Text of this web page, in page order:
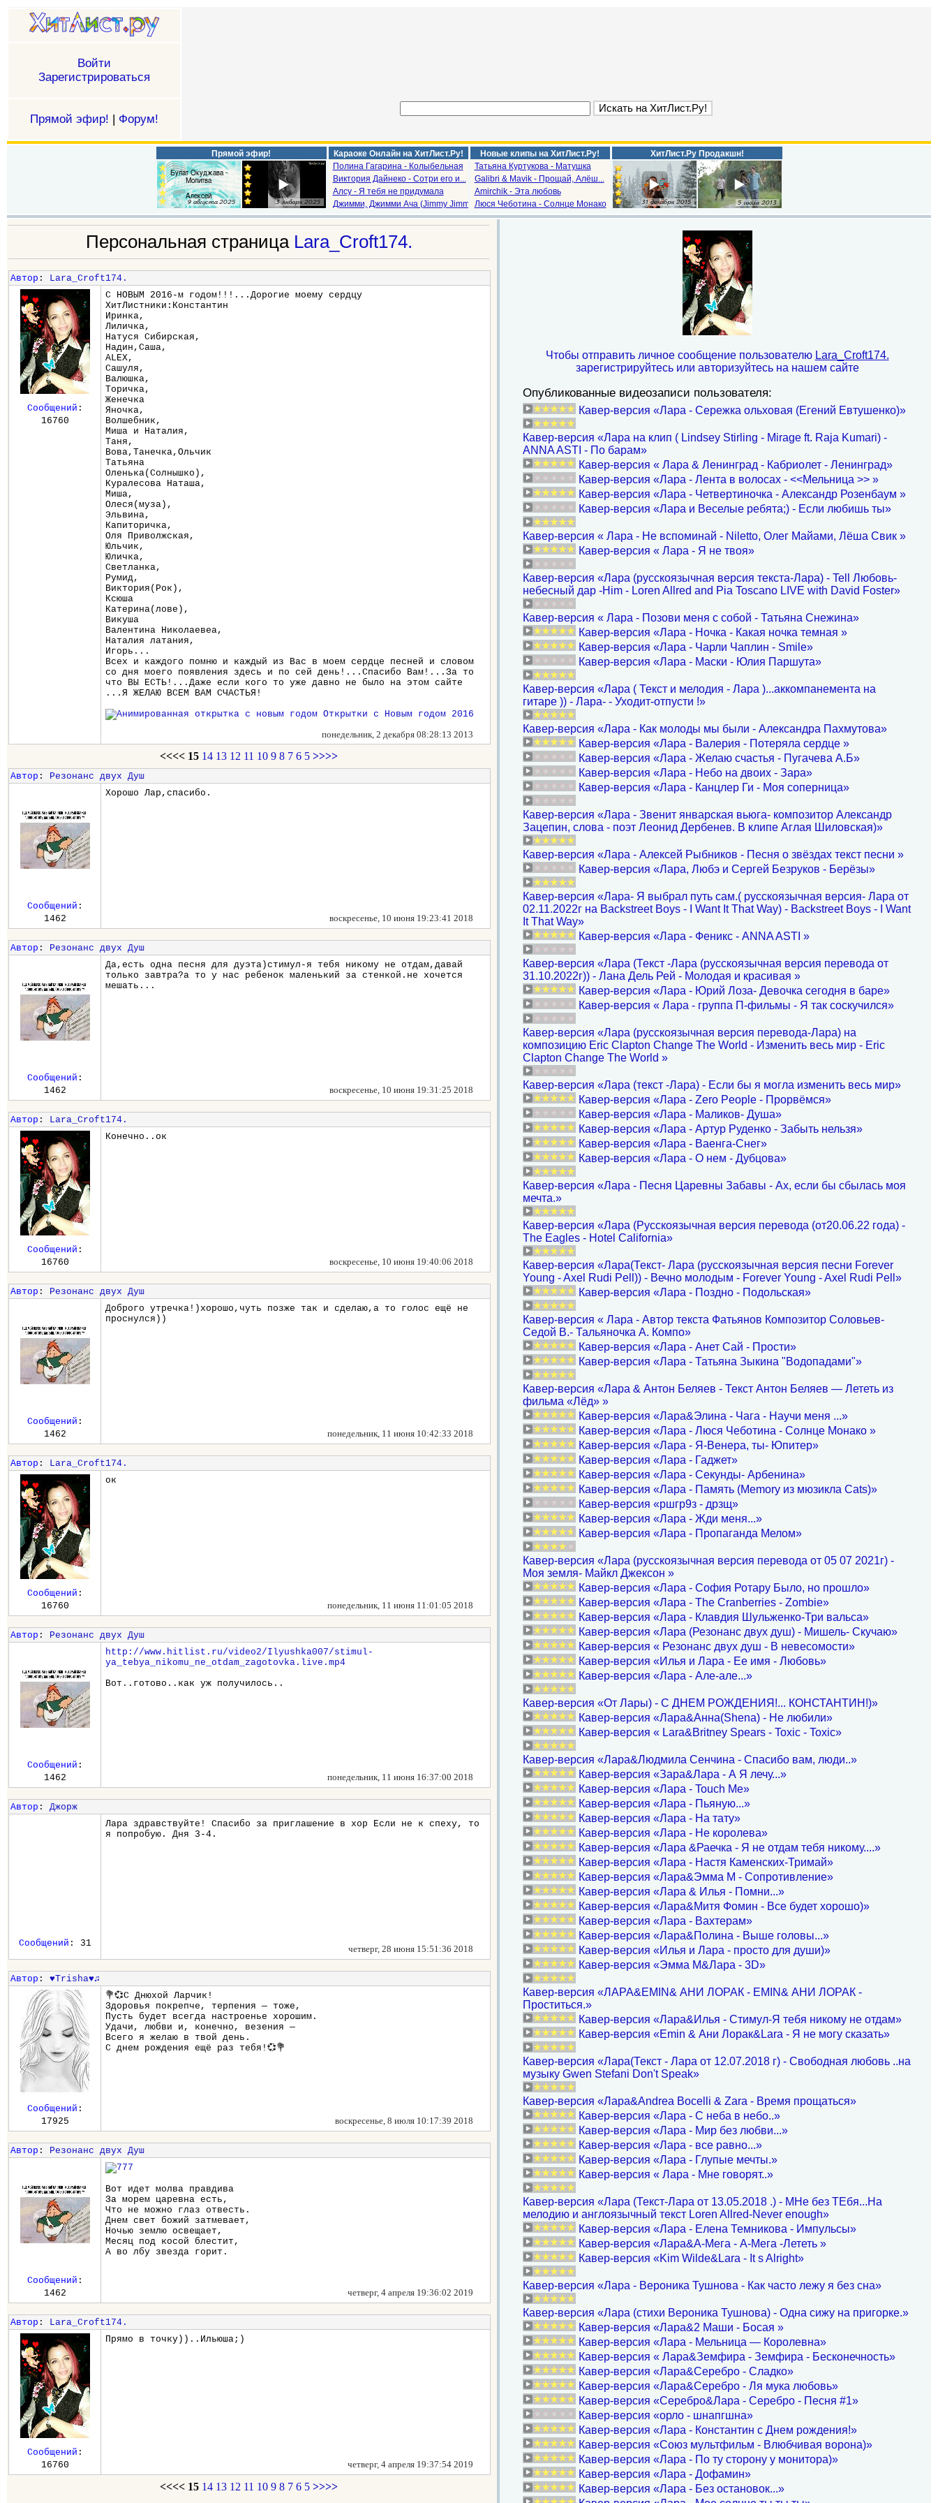
Войти
Зарегистрироваться
Прямой эфир! | Форум!
Прямой эфир!
Караоке Онлайн на ХитЛист.Ру!
Полина Гагарина - Колыбельная
Виктория Дайнеко - Сотри его и...
Алсу - Я тебя не придумала
Джимми, Джимми Ача (Jimmy Jimm...
Новые клипы на ХитЛист.Ру!
Татьяна Куртукова - Матушка
Galibri & Mavik - Прощай, Алёш...
Amirchik - Эта любовь
Люся Чеботина - Солнце Монако
ХитЛист.Ру Продакшн!
Персональная страница Lara_Croft174.
Автор : Lara_Croft174.
С НОВЫМ 2016-м годом!!!...Дорогие моему сердцу
ХитЛистники:Константин
Иринка,
Лиличка,
Натуся Сибирская,
Надин,Саша,
ALEХ,
Сашуля,
Валюшка,
Торичка,
Женечка
Яночка,
Волшебник,
Миша и Наталия,
Таня,
Вова,Танечка,Ольчик
Татьяна
Оленька(Солнышко),
Куралесова Наташа,
Миша,
Олеся(муза),
Эльвина,
Капиторичка,
Оля Приволжская,
Юльчик,
Юличка,
Светланка,
Румид,
Виктория(Рок),
Ксюша
Катерина(лове),
Викуша
Валентина Николаевеа,
Наталия латания,
Игорь...
Всех и каждого помню и каждый из Вас в моем сердце песней и словом
со дня моего появления здесь и по сей день!...Спасибо Вам!...За то
что ВЫ ЕСТЬ!...Даже если кого то уже давно не было на этом сайте
...Я ЖЕЛАЮ ВСЕМ ВАМ СЧАСТЬЯ!
понедельник, 2 декабря 08:28:13 2013
Сообщений :
16760
<<<< 15 14 13 12 11 10 9 8 7 6 5 >>>>
Автор : Резонанс двух Душ
Хорошо Лар,спасибо.
воскресенье, 10 июня 19:23:41 2018
Сообщений :
1462
Автор : Резонанс двух Душ
Да,есть одна песня для дуэта)стимул-я тебя никому не отдам,давай
только завтра?а то у нас ребенок маленький за стенкой.не хочется
мешать...
воскресенье, 10 июня 19:31:25 2018
Сообщений :
1462
Автор : Lara_Croft174.
Конечно..ок
воскресенье, 10 июня 19:40:06 2018
Сообщений :
16760
Автор : Резонанс двух Душ
Доброго утречка!)хорошо,чуть позже так и сделаю,а то голос ещё не
проснулся))
понедельник, 11 июня 10:42:33 2018
Сообщений :
1462
Автор : Lara_Croft174.
ок
понедельник, 11 июня 11:01:05 2018
Сообщений :
16760
Автор : Резонанс двух Душ
http://www.hitlist.ru/video2/Ilyushka007/stimul-
ya_tebya_nikomu_ne_otdam_zagotovka.live.mp4
Вот..готово..как уж получилось..
понедельник, 11 июня 16:37:00 2018
Сообщений :
1462
Автор :Джорж
Лара здравствуйте! Спасибо за приглашение в хор Если не к спеху, то
я попробую. Дня 3-4.
четверг, 28 июня 15:51:36 2018
Сообщений : 31
Автор :♥Trisha♥♫
💐💞С Днюхой Ларчик!
Здоровья покрепче, терпения — тоже,
Пусть будет всегда настроенье хорошим.
Удачи, любви и, конечно, везения —
Всего я желаю в твой день.
С днем рождения ещё раз тебя!💞💐
воскресенье, 8 июля 10:17:39 2018
Сообщений :
17925
Автор : Резонанс двух Душ
Вот идет молва правдива
За морем царевна есть,
Что не можно глаз отвесть.
Днем свет божий затмевает,
Ночью землю освещает,
Месяц под косой блестит,
А во лбу звезда горит.
четверг, 4 апреля 19:36:02 2019
Сообщений :
1462
Автор : Lara_Croft174.
Прямо в точку))..Ильюша;)
четверг, 4 апреля 19:37:54 2019
Сообщений :
16760
<<<< 15 14 13 12 11 10 9 8 7 6 5 >>>>
Чтобы отправить личное сообщение пользователю Lara_Croft174.
зарегистрируйтесь или авторизуйтесь на нашем сайте
Опубликованные видеозаписи пользователя:
Кавер-версия «Лара - Сережка ольховая (Егений Евтушенко)»
Кавер-версия «Лара на клип ( Lindsey Stirling - Mirage ft. Raja Kumari) -
ANNA ASTI - По барам»
Кавер-версия « Лара & Ленинград - Кабриолет - Ленинград»
Кавер-версия «Лара - Лента в волосах - <<Мельница >> »
Кавер-версия «Лара - Четвертиночка - Александр Розенбаум »
Кавер-версия «Лара и Веселые ребята;) - Если любишь ты»
Кавер-версия « Лара - Не вспоминай - Niletto, Олег Майами, Лёша Свик »
Кавер-версия « Лара - Я не твоя»
Кавер-версия «Лара (русскоязычная версия текста-Лара) - Tell Любовь-
небесный дар -Him - Loren Allred and Pia Toscano LIVE with David Foster»
Кавер-версия « Лара - Позови меня с собой - Татьяна Снежина»
Кавер-версия «Лара - Ночка - Какая ночка темная »
Кавер-версия «Лара - Чарли Чаплин - Smile»
Кавер-версия «Лара - Маски - Юлия Паршута»
Кавер-версия «Лара ( Текст и мелодия - Лара )...аккомпанемента на
гитаре )) - Лара- - Уходит-отпусти !»
Кавер-версия «Лара - Как молоды мы были - Александра Пахмутова»
Кавер-версия «Лара - Валерия - Потеряла сердце »
Кавер-версия «Лара - Желаю счастья - Пугачева А.Б»
Кавер-версия «Лара - Небо на двоих - Зара»
Кавер-версия «Лара - Канцлер Ги - Моя соперница»
Кавер-версия «Лара - Звенит январская вьюга- композитор Александр
Зацепин, слова - поэт Леонид Дербенев. В клипе Аглая Шиловская)»
Кавер-версия «Лара - Алексей Рыбников - Песня о звёздах текст песни »
Кавер-версия «Лара, Любэ и Сергей Безруков - Берёзы»
Кавер-версия «Лара- Я выбрал путь сам.( русскоязычная версия- Лара от
02.11.2022г на Backstreet Boys - I Want It That Way) - Backstreet Boys - I Want
It That Way»
Кавер-версия «Лара - Феникс - ANNA ASTI »
Кавер-версия «Лара (Текст -Лара (русскоязычная версия перевода от
31.10.2022г)) - Лана Дель Рей - Молодая и красивая »
Кавер-версия «Лара - Юрий Лоза- Девочка сегодня в баре»
Кавер-версия « Лара - группа П-фильмы - Я так соскучился»
Кавер-версия «Лара (русскоязычная версия перевода-Лара) на
композицию Eric Clapton Change The World - Изменить весь мир - Eric
Clapton Change The World »
Кавер-версия «Лара (текст -Лара) - Если бы я могла изменить весь мир»
Кавер-версия «Лара - Zero People - Прорвёмся»
Кавер-версия «Лара - Маликов- Душа»
Кавер-версия «Лара - Артур Руденко - Забыть нельзя»
Кавер-версия «Лара - Ваенга-Снег»
Кавер-версия «Лара - О нем - Дубцова»
Кавер-версия «Лара - Песня Царевны Забавы - Ах, если бы сбылась моя
мечта.»
Кавер-версия «Лара (Русскоязычная версия перевода (от20.06.22 года) -
The Eagles - Hotel California»
Кавер-версия «Лара(Текст- Лара (русскоязычная версия песни Forever
Young - Axel Rudi Pell)) - Вечно молодым - Forever Young - Axel Rudi Pell»
Кавер-версия «Лара - Поздно - Подольская»
Кавер-версия « Лара - Автор текста Фатьянов Композитор Соловьев-
Седой В.- Тальяночка А. Компо»
Кавер-версия «Лара - Анет Сай - Прости»
Кавер-версия «Лара - Татьяна Зыкина "Водопадами"»
Кавер-версия «Лара & Антон Беляев - Текст Антон Беляев — Лететь из
фильма «Лëд» »
Кавер-версия «Лара&Элина - Чага - Научи меня ...»
Кавер-версия «Лара - Люся Чеботина - Солнце Монако »
Кавер-версия «Лара - Я-Венера, ты- Юпитер»
Кавер-версия «Лара - Гаджет»
Кавер-версия «Лара - Секунды- Арбенина»
Кавер-версия «Лара - Память (Memory из мюзикла Cats)»
Кавер-версия «ршгр9з - дрзщ»
Кавер-версия «Лара - Жди меня...»
Кавер-версия «Лара - Пропаганда Мелом»
Кавер-версия «Лара (русскоязычная версия перевода от 05 07 2021г) -
Моя земля- Майкл Джексон »
Кавер-версия «Лара - София Ротару Было, но прошло»
Кавер-версия «Лара - The Cranberries - Zombie»
Кавер-версия «Лара - Клавдия Шульженко-Три вальса»
Кавер-версия «Лара (Резонанс двух душ) - Мишель- Скучаю»
Кавер-версия « Резонанс двух душ - В невесомости»
Кавер-версия «Илья и Лара - Ее имя - Любовь»
Кавер-версия «Лара - Але-але...»
Кавер-версия «От Лары) - С ДНЕМ РОЖДЕНИЯ!... КОНСТАНТИН!)»
Кавер-версия «Лара&Анна(Shena) - Не любили»
Кавер-версия « Lara&Britney Spears - Toxic - Toxic»
Кавер-версия «Лара&Людмила Сенчина - Спасибо вам, люди..»
Кавер-версия «Зара&Лара - А Я лечу...»
Кавер-версия «Лара - Touch Me»
Кавер-версия «Лара - Пьяную...»
Кавер-версия «Лара - На тату»
Кавер-версия «Лара - Не королева»
Кавер-версия «Лара &Раечка - Я не отдам тебя никому....»
Кавер-версия «Лара - Настя Каменских-Тримай»
Кавер-версия «Лара&Эмма M - Cопротивление»
Кавер-версия «Лара & Илья - Помни...»
Кавер-версия «Лара&Митя Фомин - Все будет хорошо)»
Кавер-версия «Лара - Вахтерам»
Кавер-версия «Лара&Полина - Выше головы...»
Кавер-версия «Илья и Лара - просто для души)»
Кавер-версия «Эмма М&Лара - 3D»
Кавер-версия «ЛАРА&EMIN& АНИ ЛОРАК - EMIN& АНИ ЛОРАК -
Проститься.»
Кавер-версия «Лара&Илья - Стимул-Я тебя никому не отдам»
Кавер-версия «Emin & Ани Лорак&Lara - Я не могу сказать»
Кавер-версия «Лара(Текст - Лара от 12.07.2018 г) - Свободная любовь ..на
музыку Gwen Stefani Don't Speak»
Кавер-версия «Лара&Andrea Bocelli & Zara - Время прощаться»
Кавер-версия «Лара - С неба в небо..»
Кавер-версия «Лара - Мир без любви...»
Кавер-версия «Лара - все равно...»
Кавер-версия «Лара - Глупые мечты.»
Кавер-версия « Лара - Мне говорят..»
Кавер-версия «Лара (Текст-Лара от 13.05.2018 .) - МНе без ТЕбя...На
мелодию и англоязычный текст Loren Allred-Never enough»
Кавер-версия «Лара - Елена Темникова - Импульсы»
Кавер-версия «Лара&А-Мега - А-Мега -Лететь »
Кавер-версия «Kim Wilde&Lara - It s Alright»
Кавер-версия «Лара - Вероника Тушнова - Как часто лежу я без сна»
Кавер-версия «Лара (стихи Вероника Тушнова) - Одна сижу на пригорке.»
Кавер-версия «Лара&2 Маши - Босая »
Кавер-версия «Лара - Мельница — Королевна»
Кавер-версия « Лара&Земфира - Земфира - Бесконечность»
Кавер-версия «Лара&Серебро - Сладко»
Кавер-версия «Лара&Серебро - Ля мука любовь»
Кавер-версия «Серебро&Лара - Серебро - Песня #1»
Кавер-версия «орло - шнапгшна»
Кавер-версия «Лара - Константин с Днем рождения!»
Кавер-версия «Союз мультфильм - Влюбчивая ворона)»
Кавер-версия «Лара - По ту сторону у монитора)»
Кавер-версия «Лара - Дофамин»
Кавер-версия «Лара - Без остановок...»